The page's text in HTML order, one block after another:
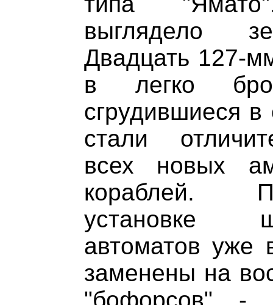
выглядело
Двадцать 127-
в легко
сгрудившиеся в
стали
всех новых
кораблей.
установке
автоматов уже
заменены на